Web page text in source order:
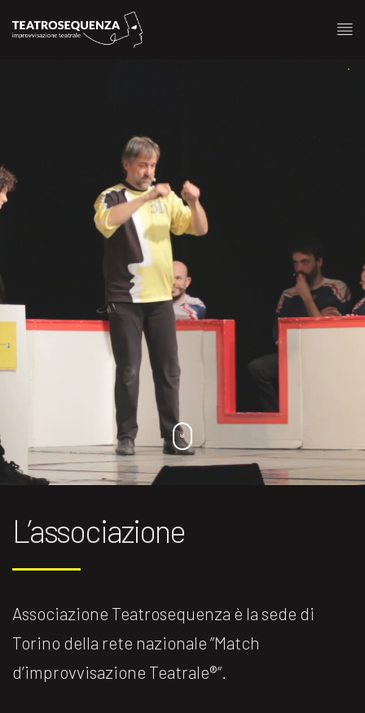
L’associazione
Associazione Teatrosequenza è la sede di
Torino della rete nazionale ”Match
d’improvvisazione Teatrale®️“.